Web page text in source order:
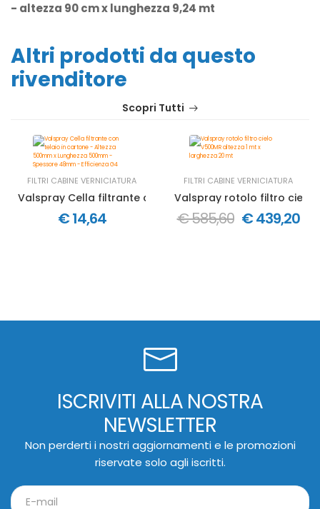
- altezza 90 cm x lunghezza 9,24 mt
Altri prodotti da questo
rivenditore
Scopri Tutti
FILTRI CABINE VERNICIATURA
Valspray Cella filtrante con telaio in cartone - Altezza
€ 14,64
FILTRI CABINE VERNICIATURA
Valspray rotolo filtro cielo
€ 585,60 € 439,20
ISCRIVITI ALLA NOSTRA
NEWSLETTER
Non perderti i nostri aggiornamenti e le promozioni
riservate solo agli iscritti.